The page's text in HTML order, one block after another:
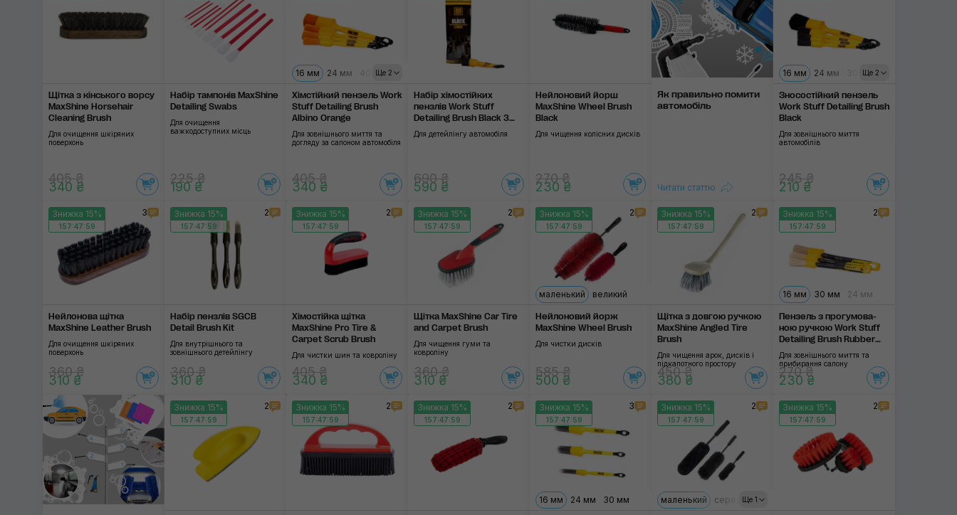
Щітка з кінського ворсу
MaxShine Horsehair
Cleaning Brush
Для очищення шкіряних
поверхонь
405 ₴
340 ₴
Набір тампонів MaxShine
Detailing Swabs
Для очищення
важкодоступних місць
225 ₴
190 ₴
Ще 2
16 мм 24 мм 40 мм 30 мм
Хімстійкий пензель Work
Stuff Detailing Brush
Albino Orange
Для зовнішнього миття та
догляду за салоном автомобіля
405 ₴
340 ₴
Набір хімостійких
пензлів Work Stuff
Detailing Brush Black 3
Pack
Для детейлінгу автомобіля
690 ₴
590 ₴
Нейлоновий йорш
MaxShine Wheel Brush
Black
Для чищення колісних дисків
270 ₴
230 ₴
Як правильно помити
автомобіль
Читати статтю
Ще 2
16 мм 24 мм 30 мм 40 мм
Зносостійкий пензель
Work Stuff Detailing Brush
Black
Для зовнішнього миття
автомобілів
245 ₴
210 ₴
Знижка 15%
157:47:58
3
Нейлонова щітка
MaxShine Leather Brush
Для очищення шкіряних
поверхонь
360 ₴
310 ₴
Знижка 15%
157:47:58
2
Набір пензлів SGCB
Detail Brush Kit
Для внутрішнього та
зовнішнього детейлінгу
360 ₴
310 ₴
Знижка 15%
157:47:58
2
Хімостійка щітка
MaxShine Pro Tire &
Carpet Scrub Brush
Для чистки шин та ковроліну
405 ₴
340 ₴
Знижка 15%
157:47:58
2
Щітка MaxShine Car Tire
and Carpet Brush
Для чищення гуми та
ковроліну
360 ₴
310 ₴
Знижка 15%
157:47:58
2
маленький великий
Нейлоновий йорж
MaxShine Wheel Brush
Для чистки дисків
585 ₴
500 ₴
Знижка 15%
157:47:58
2
Щітка з довгою ручкою
MaxShine Angled Tire
Brush
Для чищення арок, дисків і
підкапотного простору
450 ₴
380 ₴
Знижка 15%
157:47:58
2
16 мм 30 мм 24 мм
Пензель з прогумова­
ною ручкою Work Stuff
Detailing Brush Rubber
Classic
Для зовнішнього миття та
прибирання салону
270 ₴
230 ₴
Знижка 15%
157:47:58
2 Знижка 15%
157:47:58
2 Знижка 15%
157:47:58
2 Знижка 15%
157:47:58
3
16 мм 24 мм 30 мм
Знижка 15%
157:47:58
2
Ще 1
маленький середній великий
Знижка 15%
157:47:58
2